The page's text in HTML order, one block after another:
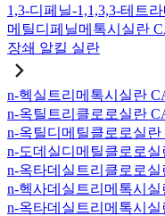
1,3-디페닐-1,1,3,3-테트
메틸디페닐메톡시실란
장쇄 알킬 실란
n-헥실트리메톡시실란
n-옥틸트리클로로실란
n-옥틸디메틸클로로실란
n-도데실디메틸클로로실
n-옥타데실트리클로로실
n-헥사데실트리메톡시실
n-옥타데실트리메톡시실